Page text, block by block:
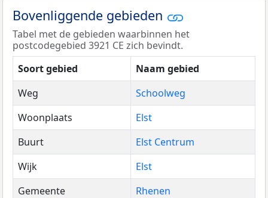
Bovenliggende gebieden
Tabel met de gebieden waarbinnen het
postcodegebied 3921 CE zich bevindt.
Soort gebied
Naam gebied
Weg
Schoolweg
Woonplaats
Elst
Buurt
Elst Centrum
Wijk
Elst
Gemeente
Rhenen